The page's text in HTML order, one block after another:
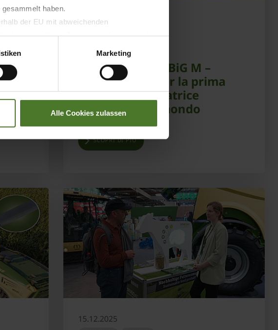
haben.
der EU mit abweichenden
bzw. von Kontrollverlust bzgl. übermittelter
Marketing
Alle Cookies zulassen
20.05.2026
STAMPA PRODOTTI
30 anni KRONE BiG M –
anniversario per la prima
falciacondizionatrice
semovente al mondo
SCOPRI DI PIÙ
15.12.2025